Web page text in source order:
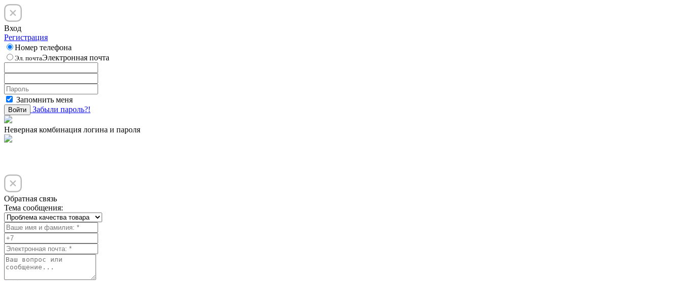
Вход
Регистрация
Номер телефона
Эл. почтаЭлектронная почта
Запомнить меня
Войти Забыли пароль?!
Неверная комбинация логина и пароля
Обратная связь
Тема сообщения: